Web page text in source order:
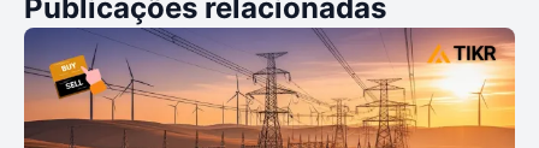
Publicações relacionadas